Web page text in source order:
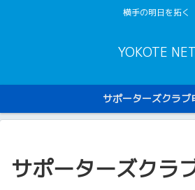
横手の明日を拓く
YOKOTE NET
サポーターズクラブ
サポーターズクラ